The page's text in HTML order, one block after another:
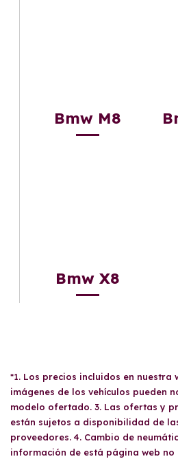
Bmw M8
Bmw X8
*1. Los precios incluidos en nuestra
imágenes de los vehículos pueden
modelo ofertado. 3. Las ofertas y
están sujetos a disponibilidad de
proveedores. 4. Cambio de
información de está página web no